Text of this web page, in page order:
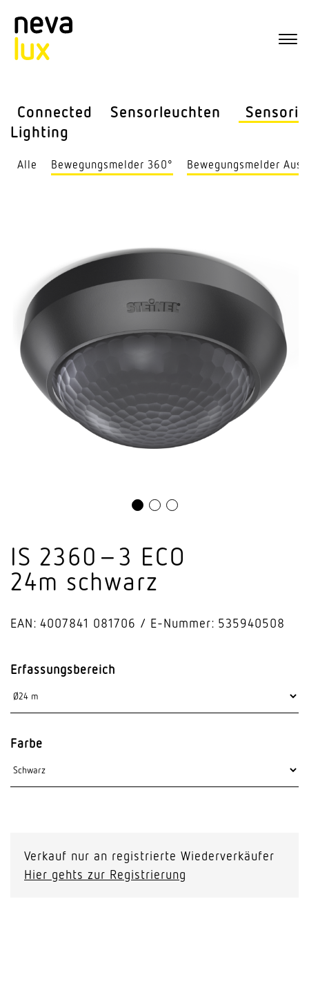
Connected
Lighting
Sensor­leuchten Sensorik
Alle Bewe­gungs­melder 360° Bewe­gungs­melder
IS 2360–3 ECO
24m schwarz
EAN: 4007841 081706 E-Nummer: 535940508
Erfassungsbereich
Farbe
Verkauf nur an registrierte Wiederverkäufer
Hier gehts zur Registrierung